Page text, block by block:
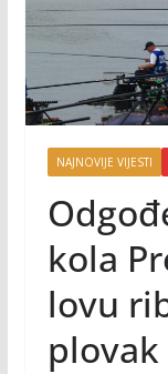
NAJNOVIJE VIJESTI
kola
lovu
plovak